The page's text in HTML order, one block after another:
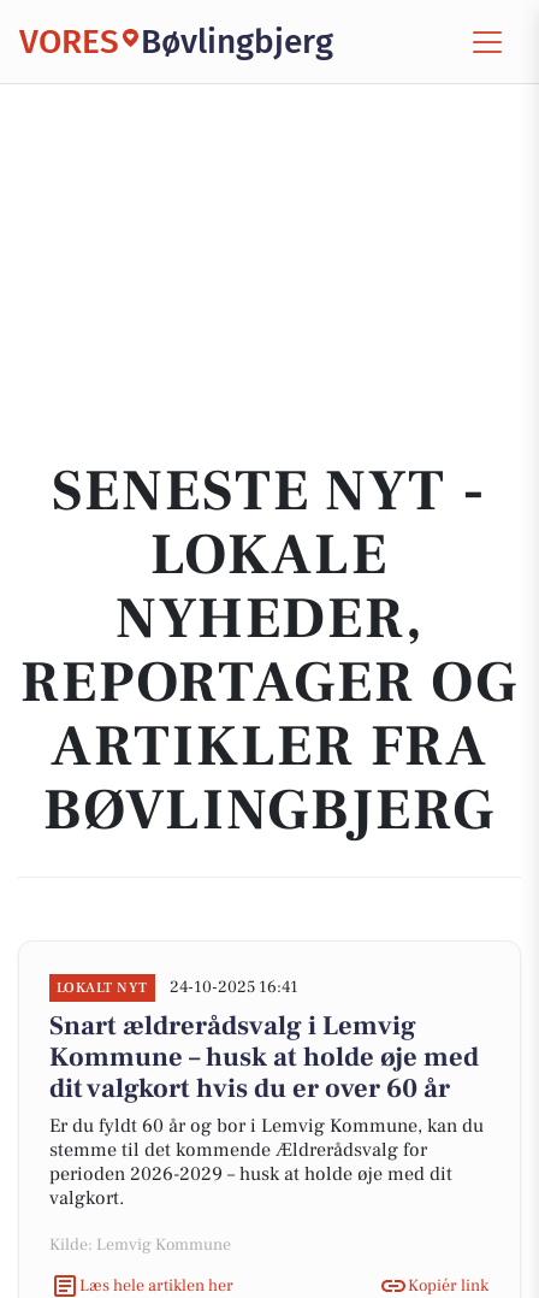
VORES Bøvlingbjerg
SENESTE NYT -
LOKALE
NYHEDER,
REPORTAGER OG
ARTIKLER FRA
BØVLINGBJERG
LOKALT NYT 24-10-2025 16:41
Snart ældrerådsvalg i Lemvig
Kommune – husk at holde øje med
dit valgkort hvis du er over 60 år
Er du fyldt 60 år og bor i Lemvig Kommune, kan du
stemme til det kommende Ældrerådsvalg for
perioden 2026-2029 – husk at holde øje med dit
valgkort.
Kilde: Lemvig Kommune
Læs hele artiklen her
Kopiér link